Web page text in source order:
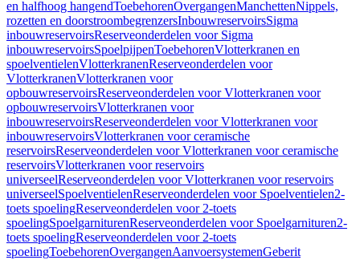
en halfhoog hangendToebehorenOvergangenManchettenNippels,
rozetten en doorstroombegrenzersInbouwreservoirsSigma
inbouwreservoirsReserveonderdelen voor Sigma
inbouwreservoirsSpoelpijpenToebehorenVlotterkranen en
spoelventielenVlotterkranenReserveonderdelen voor
VlotterkranenVlotterkranen voor
opbouwreservoirsReserveonderdelen voor Vlotterkranen voor
opbouwreservoirsVlotterkranen voor
inbouwreservoirsReserveonderdelen voor Vlotterkranen voor
inbouwreservoirsVlotterkranen voor ceramische
reservoirsReserveonderdelen voor Vlotterkranen voor ceramische
reservoirsVlotterkranen voor reservoirs
universeelReserveonderdelen voor Vlotterkranen voor reservoirs
universeelSpoelventielenReserveonderdelen voor Spoelventielen2-
toets spoelingReserveonderdelen voor 2-toets
spoelingSpoelgarniturenReserveonderdelen voor Spoelgarnituren2-
toets spoelingReserveonderdelen voor 2-toets
spoelingToebehorenOvergangenAanvoersystemenGeberit